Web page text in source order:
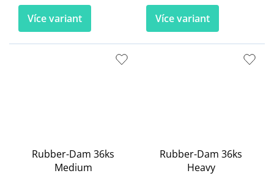
Více variant Více variant
Rubber-Dam 36ks
Medium
Rubber-Dam 36ks
Heavy